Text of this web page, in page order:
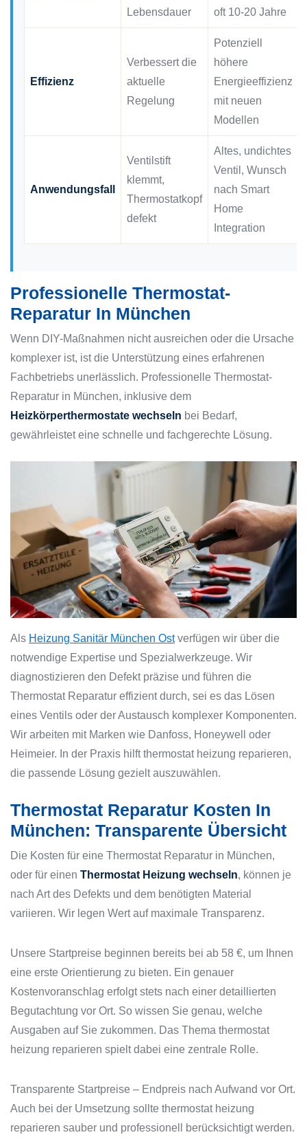
Lebensdauer
oft 10-20 Jahre
Effizienz
Verbessert die
aktuelle
Regelung
Potenziell
höhere
Energieeffizienz
mit neuen
Modellen
Anwendungsfall
Ventilstift
klemmt,
Thermostatkopf
defekt
Altes, undichtes
Ventil, Wunsch
nach Smart
Home
Integration
Professionelle Thermostat-
Reparatur In München
Wenn DIY-Maßnahmen nicht ausreichen oder die Ursache
komplexer ist, ist die Unterstützung eines erfahrenen
Fachbetriebs unerlässlich. Professionelle Thermostat-
Reparatur in München, inklusive dem
Heizkörperthermostate wechseln bei Bedarf,
gewährleistet eine schnelle und fachgerechte Lösung.
Als Heizung Sanitär München Ostverfügen wir über die
notwendige Expertise und Spezialwerkzeuge. Wir
diagnostizieren den Defekt präzise und führen die
Thermostat Reparatur effizient durch, sei es das Lösen
eines Ventils oder der Austausch komplexer Komponenten.
Wir arbeiten mit Marken wie Danfoss, Honeywell oder
Heimeier. In der Praxis hilft thermostat heizung reparieren,
die passende Lösung gezielt auszuwählen.
Thermostat Reparatur Kosten In
München: Transparente Übersicht
Die Kosten für eine Thermostat Reparatur in München,
oder für einen Thermostat Heizung wechseln, können je
nach Art des Defekts und dem benötigten Material
variieren. Wir legen Wert auf maximale Transparenz.
Unsere Startpreise beginnen bereits bei ab 58 €, um Ihnen
eine erste Orientierung zu bieten. Ein genauer
Kostenvoranschlag erfolgt stets nach einer detaillierten
Begutachtung vor Ort. So wissen Sie genau, welche
Ausgaben auf Sie zukommen. Das Thema thermostat
heizung reparieren spielt dabei eine zentrale Rolle.
Transparente Startpreise – Endpreis nach Aufwand vor Ort.
Auch bei der Umsetzung sollte thermostat heizung
reparieren sauber und professionell berücksichtigt werden.